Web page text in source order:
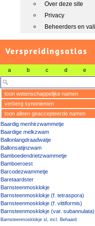
Over deze site
Privacy
Beheerders en
Verspreidingsatlas
a b c d e
toon wetenschappelijke namen
verberg synoniemen
toon alleen geaccepteerde namen
Baardig menhirzwammetje
Baardige melkzwam
Ballonlangdraadwatje
Ballonsatijnzwam
Bamboedendrietzwammetje
Bamboeroest
Barcodezwammetje
Baretaardster
Barnsteenmosklokje
Barnsteenmosklokje (f. tetraspora)
Barnsteenmosklokje (f. vittiformis)
Barnsteenmosklokje (var. subannulata)
Barnsteenmosklokje sl, incl. Behaard